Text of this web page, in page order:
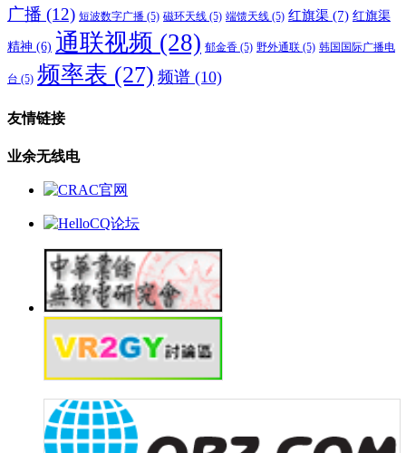
广播 (12) 短波数字广播 (5) 磁环天线 (5) 端馈天线 (5) 红旗渠 (7) 红旗渠
精神 (6) 通联视频 (28) 郁金香 (5) 野外通联 (5) 韩国国际广播电
台 (5) 频率表 (27) 频谱 (10)
友情链接
业余无线电